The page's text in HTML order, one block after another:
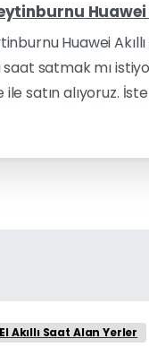
Huawei
Huawei
saat satmak mı
satın alıyoruz.
Akıllı Saat Alan Yerler